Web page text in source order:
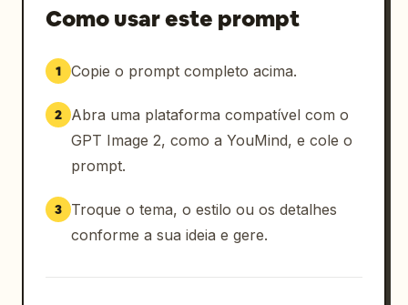
Como usar este prompt
1 Copie o prompt completo acima.
2
Abra uma plataforma compatível com o
GPT Image 2, como a YouMind, e cole o
prompt.
3
Troque o tema, o estilo ou os detalhes
conforme a sua ideia e gere.